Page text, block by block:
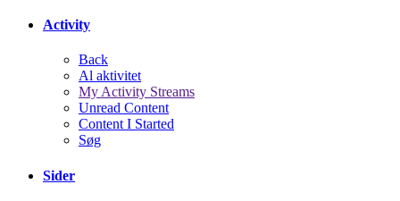
Activity
Back
Al aktivitet
My Activity Streams
Unread Content
Content I Started
Søg
Sider